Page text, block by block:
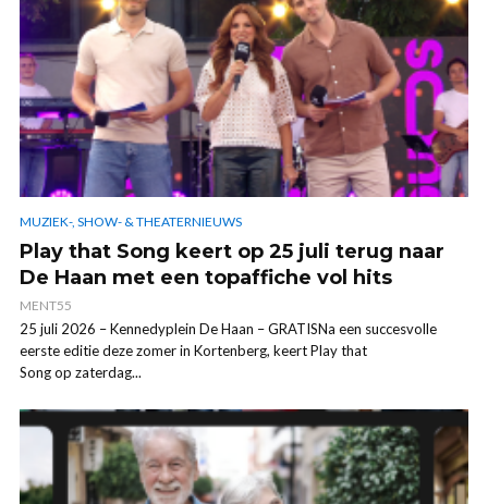
MUZIEK-, SHOW- & THEATERNIEUWS
Play that Song keert op 25 juli terug naar
De Haan met een topaffiche vol hits
MENT55
25 juli 2026 – Kennedyplein De Haan – GRATISNa een succesvolle
eerste editie deze zomer in Kortenberg, keert Play that
Song op zaterdag...